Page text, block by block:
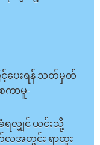
င့်ပေးရန် သတ်မှတ်
ကာမူ-
ခံရလျှင် ယင်းသို့
လအတွင်း ရာထူး